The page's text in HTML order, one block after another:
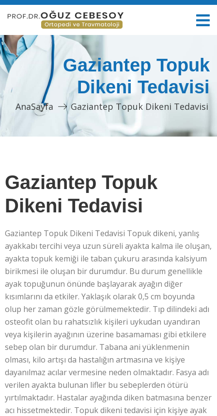
Gaziantep Topuk
Dikeni Tedavisi
AnaSayfa Gaziantep Topuk Dikeni Tedavisi
Gaziantep Topuk
Dikeni Tedavisi
Gaziantep Topuk Dikeni Tedavisi Topuk dikeni, yanlış
ayakkabı tercihi veya uzun süreli ayakta kalma ile oluşan,
ayakta topuk kemiği ile taban çukuru arasında kalsiyum
birikmesi ile oluşan bir durumdur. Bu durum genellikle
ayak topuğunun önünde başlayarak ayağın diğer
kısımlarını da etkiler. Yaklaşık olarak 0,5 cm boyunda
olup her zaman gözle görülmemektedir. Tıp dilindeki adı
osteofit olan bu rahatsızlık kişileri uykudan uyandıran
veya kişilerin ayağının üzerine basamaması gibi etkilere
sebep olan bir durumdur. Tabana ani yüklenmenin
olması, kilo artışı da hastalığın artmasına ve kişiye
dayanılmaz acılar vermesine neden olmaktadır. Fasya adı
verilen ayakta bulunan lifler bu sebeplerden ötürü
yırtılmaktadır. Hastalar ayağında diken batmasına benzer
acı hissetmektedir. Topuk dikeni tedavisi için kişiye ayak